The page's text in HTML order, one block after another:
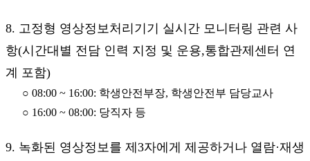
8. 고정형 영상정보처리기기 실시간 모니터링 관련 사
항(시간대별 전담 인력 지정 및 운용,통합관제센터 연
계 포함)
○ 08:00 ~ 16:00: 학생안전부장, 학생안전부 담당교사
○ 16:00 ~ 08:00: 당직자 등
9. 녹화된 영상정보를 제3자에게 제공하거나 열람·재생